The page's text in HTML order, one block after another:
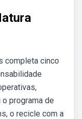
completa cinco
programa de
o recicle com a